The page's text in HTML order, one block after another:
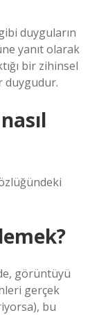
duyguların
yanıt olarak
bir zihinsel
duygudur.
görüntüyü
gerçek
bu